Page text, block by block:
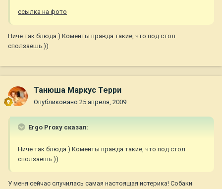
ссылка на фото
Ниче так блюда.) Коменты правда такие, что под стол
сползаешь.))
Танюша Маркус Терри
Опубликовано 25 апреля, 2009
Ergo Proxy сказал:
Ниче так блюда.) Коменты правда такие, что под стол
сползаешь.))
У меня сейчас случилась самая настоящая истерика! Собаки